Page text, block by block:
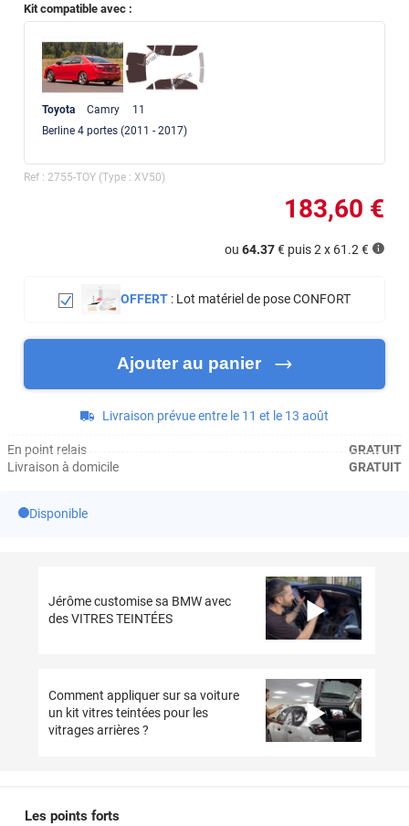
Kit compatible avec :
Toyota Camry
11
Berline 4 portes(2011 - 2017)
Ref : 2755-TOY (Type : XV50)
183,60 €
ou 64.37€ puis 2 x 61.2 €
OFFERT : Lot matériel de pose CONFORT
Ajouter au panier
Livraison prévue entre le 11 et le 13 août
En point relais
GRATUIT
Livraison à domicile
GRATUIT
Disponible
Jérôme customise sa BMW avec
des VITRES TEINTÉES
Comment appliquer sur sa voiture
un kit vitres teintées pour les
vitrages arrières ?
Les points forts